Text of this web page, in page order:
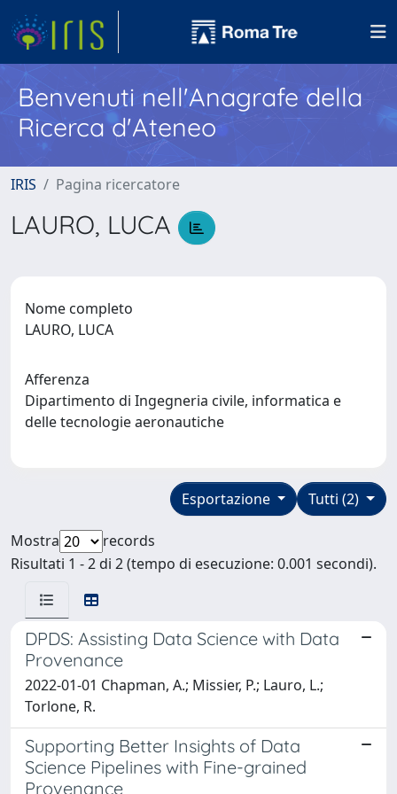
Benvenuti nell'Anagrafe della
Ricerca d'Ateneo
IRIS Pagina ricercatore
LAURO, LUCA
Nome completo
LAURO, LUCA
Afferenza
Dipartimento di Ingegneria civile, informatica e
delle tecnologie aeronautiche
Tutti (2)
Esportazione
Mostra
records
Risultati 1 - 2 di 2 (tempo di esecuzione: 0.001 secondi).
DPDS: Assisting Data Science with Data
Provenance
2022-01-01 Chapman, A.; Missier, P.; Lauro, L.;
Torlone, R.
Supporting Better Insights of Data
Science Pipelines with Fine-grained
Provenance